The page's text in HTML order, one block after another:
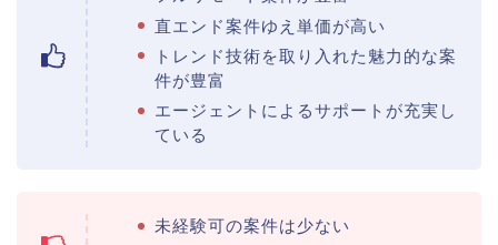
直エンド案件ゆえ単価が高い
トレンド技術を取り入れた魅力的な案
件が豊富
エージェントによるサポートが充実し
ている
未経験可の案件は少ない